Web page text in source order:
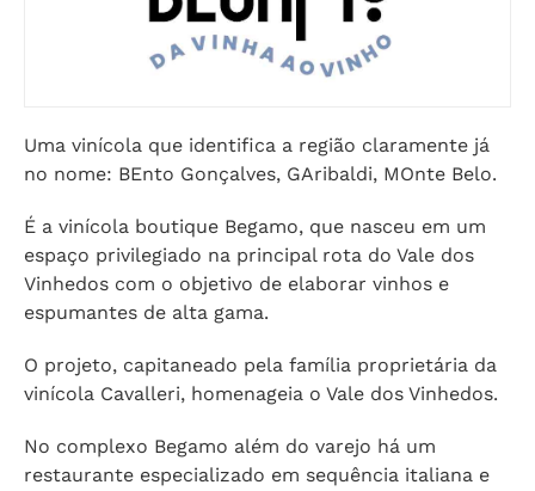
Uma vinícola que identifica a região claramente já
no nome: BEnto Gonçalves, GAribaldi, MOnte Belo.
É a vinícola boutique Begamo, que nasceu em um
espaço privilegiado na principal rota do Vale dos
Vinhedos com o objetivo de elaborar vinhos e
espumantes de alta gama.
O projeto, capitaneado pela família proprietária da
vinícola Cavalleri, homenageia o Vale dos Vinhedos.
No complexo Begamo além do varejo há um
restaurante especializado em sequência italiana e